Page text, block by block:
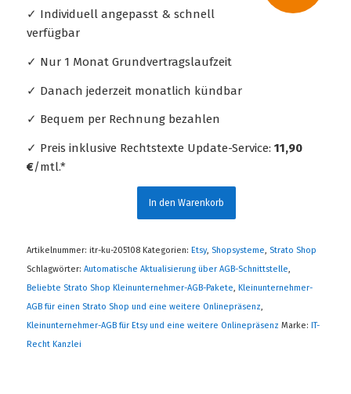
✓ Individuell angepasst & schnell
verfügbar
✓ Nur 1 Monat Grundvertragslaufzeit
✓ Danach jederzeit monatlich kündbar
✓ Bequem per Rechnung bezahlen
✓ Preis inklusive Rechtstexte Update-Service: 11,90
€/mtl.*
In den Warenkorb
Artikelnummer: itr-ku-205108 Kategorien: Etsy, Shopsysteme, Strato Shop
Schlagwörter: Automatische Aktualisierung über AGB-Schnittstelle,
Beliebte Strato Shop Kleinunternehmer-AGB-Pakete, Kleinunternehmer-
AGB für einen Strato Shop und eine weitere Onlinepräsenz,
Kleinunternehmer-AGB für Etsy und eine weitere Onlinepräsenz Marke: IT-
Recht Kanzlei